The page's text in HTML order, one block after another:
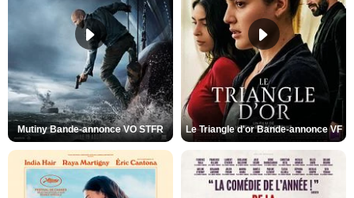
Mutiny Bande-annonce VO STFR Le Triangle d'or Bande-annonce VF